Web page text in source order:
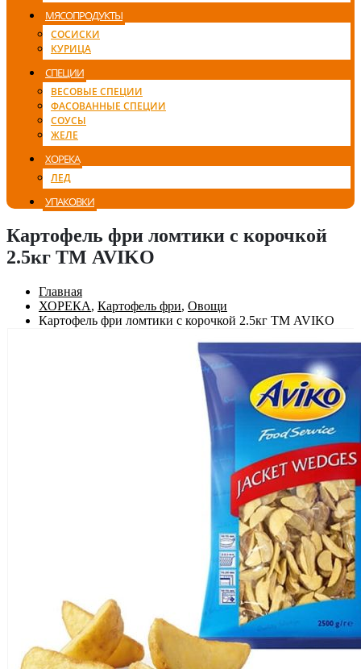
МЯСОПРОДУКТЫ
СОСИСКИ
КУРИЦА
СПЕЦИИ
ВЕСОВЫЕ СПЕЦИИ
ФАСОВАННЫЕ СПЕЦИИ
СОУСЫ
ЖЕЛЕ
ХОРЕКА
ЛЕД
УПАКОВКИ
Картофель фри ломтики с корочкой
2.5кг ТМ AVIKO
Главная
ХОРЕКА, Картофель фри, Овощи
Картофель фри ломтики с корочкой 2.5кг ТМ AVIKO